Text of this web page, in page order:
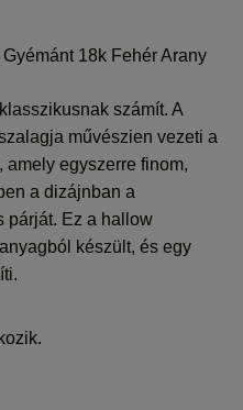
18k Fehér Arany
számít. A
művészien vezeti a
egyszerre finom,
a dizájnban a
párját. Ez a hallow
készült, és egy